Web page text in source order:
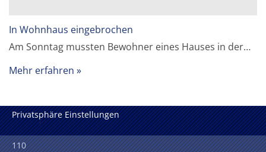
In Wohnhaus eingebrochen
Am Sonntag mussten Bewohner eines Hauses in der…
Mehr erfahren
Privatsphäre Einstellungen
110